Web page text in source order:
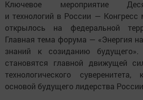
Ключевое мероприятие
и технологий в России —
открылось на федеральной
Главная тема форума — «Энергия
знаний к созиданию
становятся главной движущей
технологического
основой будущего лидерства